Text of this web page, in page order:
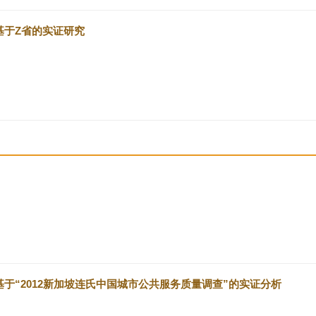
Z省的实证研究
“2012新加坡连氏中国城市公共服务质量调查”的实证分析